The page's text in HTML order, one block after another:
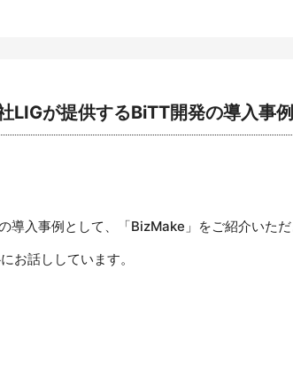
LIGが提供するBiTT開発の導入事
導入事例として、「BizMake」をご紹介いただ
お話ししています。